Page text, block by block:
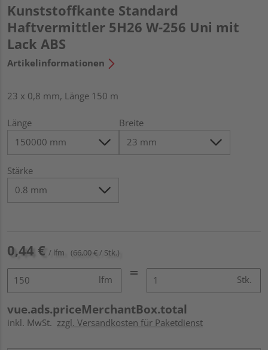
Kunststoffkante Standard
Haftvermittler 5H26 W-256 Uni mit
Lack ABS
Artikelinformationen
23 x 0,8 mm, Länge 150 m
Länge Breite
Stärke
0,44 € / lfm (66,00 € / Stk.)
lfm Stk.
vue.ads.priceMerchantBox.total
inkl. MwSt. zzgl. Versandkosten für Paketdienst